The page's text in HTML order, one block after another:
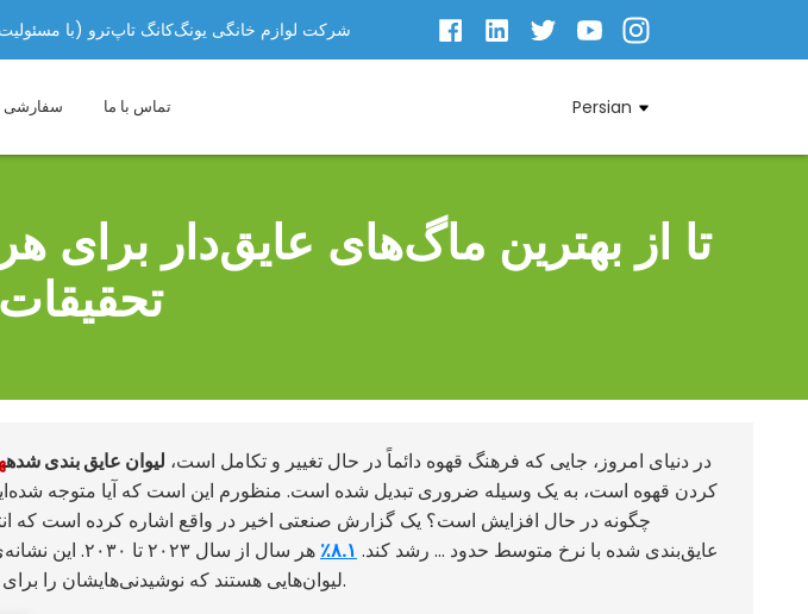
شرکت لوازم خانگی یونگ‌کانگ تاپ‌ترو (با
سفارشی تماس با ما Persian
در دنیای امروز، جایی که فرهنگ قهوه دائماً در حال تغییر و تکامل است، لیوان عایق بندی شده
کردن قهوه است، به یک وسیله ضروری تبدیل شده است. منظورم این است که آیا متوجه
چگونه در حال افزایش است؟ یک گزارش صنعتی اخیر در واقع اشاره کرده است که
عایق‌بندی شده با نرخ متوسط ​​حدود ... رشد کند. ۸.۱٪
هر سال از سال
لیوان‌هایی هستند که نوشیدنی‌هایشان را برای مدت طولانی‌تری گرم (یا سرد) نگه دارند.